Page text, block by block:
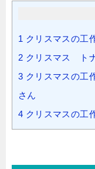
1 クリスマスの工
2 クリスマス ト
3 クリスマスの工
さん
4 クリスマスの工